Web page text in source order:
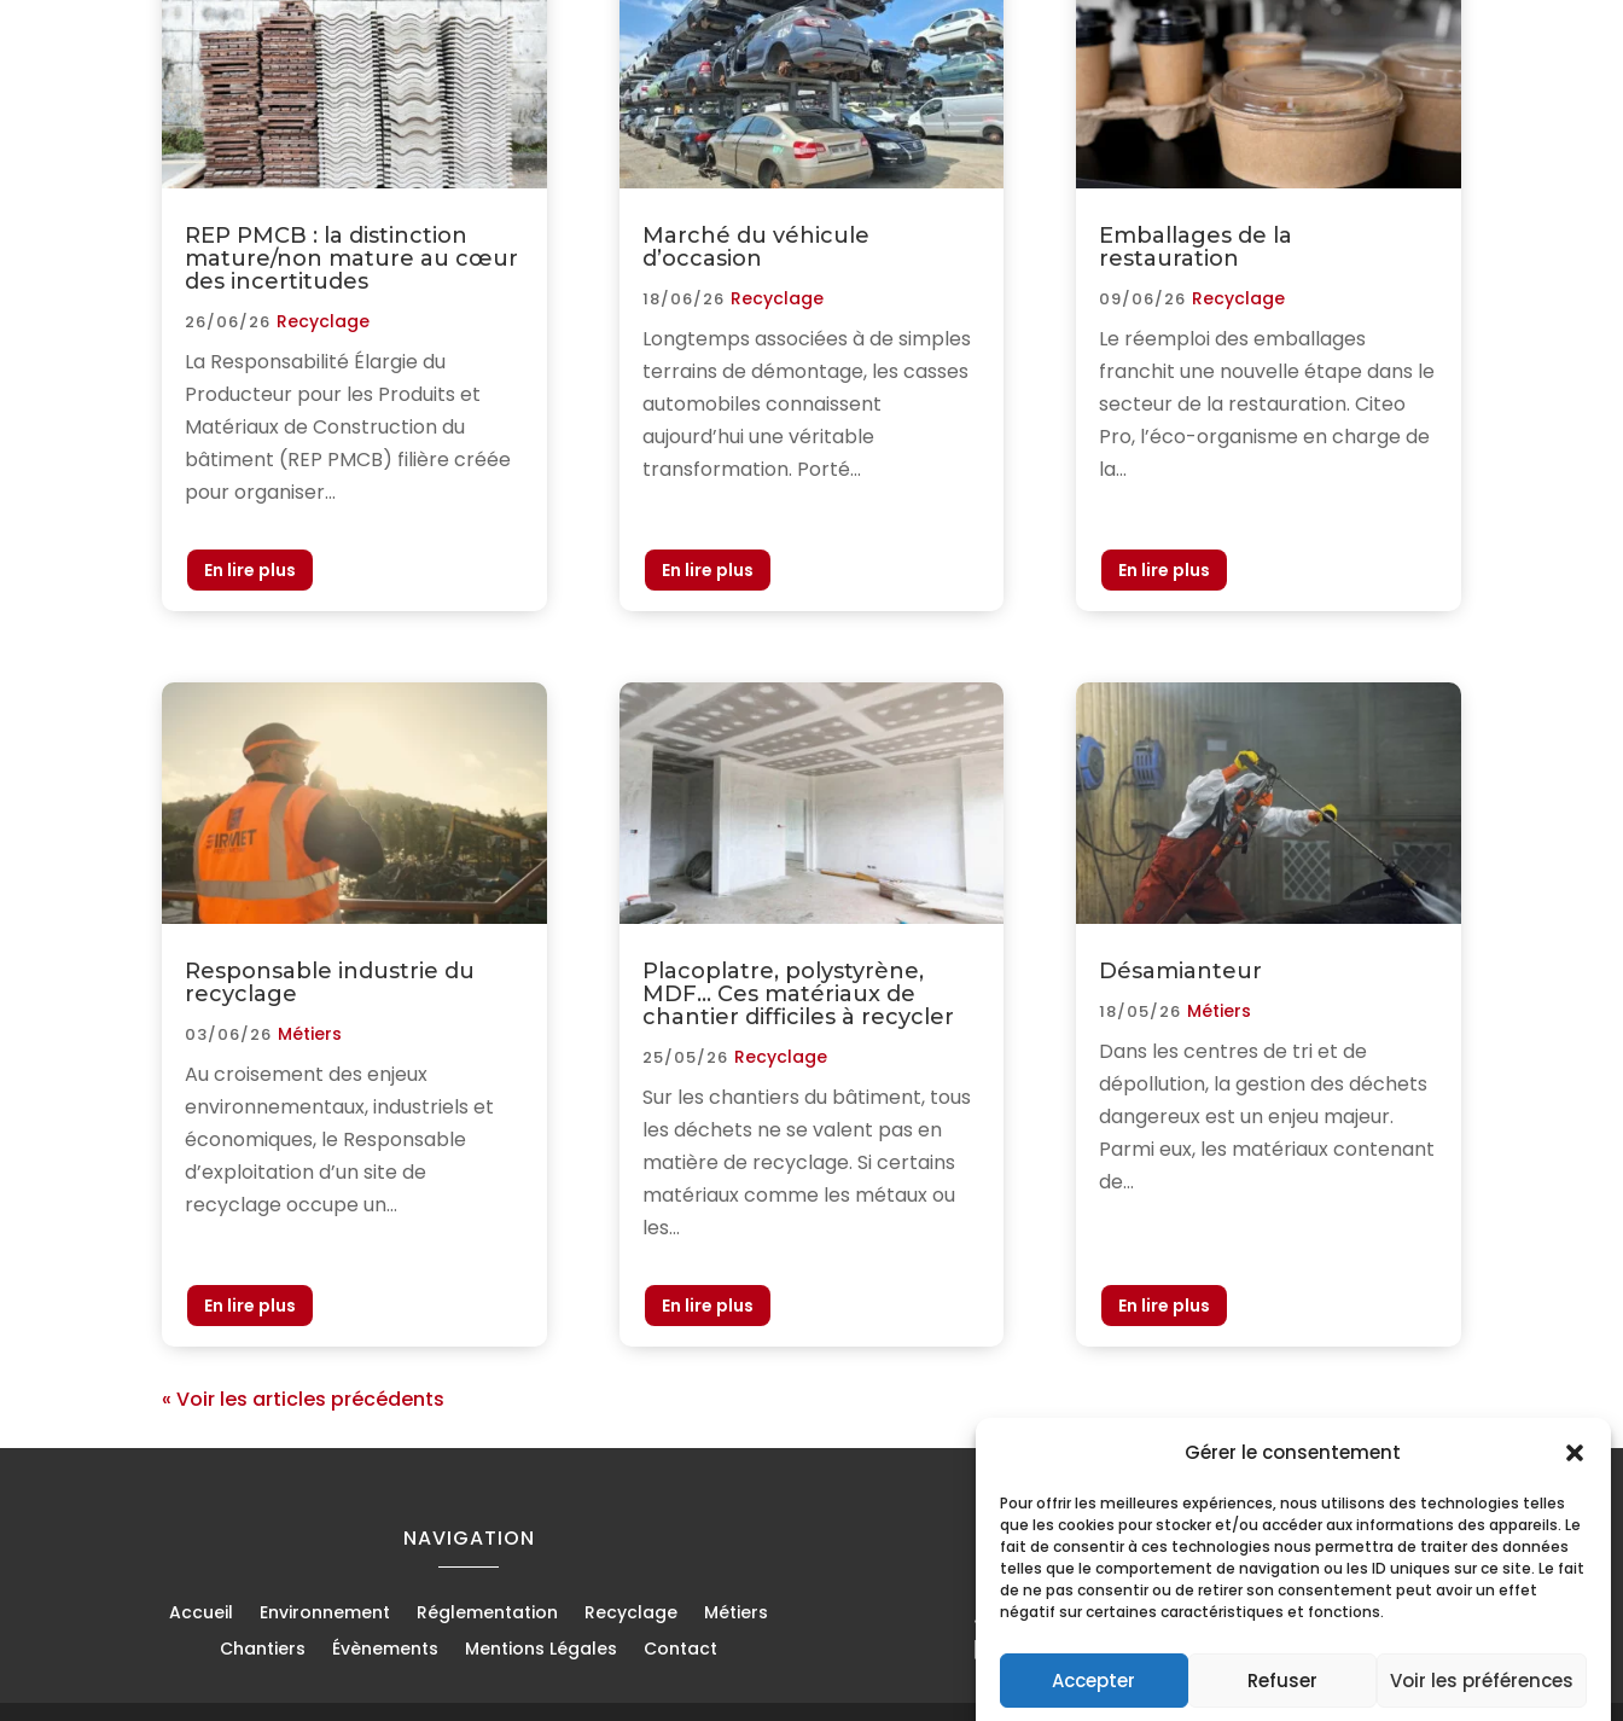
Gérer le consentement
Pour offrir les meilleures expériences, nous utilisons des technologies telles
que les cookies pour stocker et/ou accéder aux informations des appareils. Le
fait de consentir à ces technologies nous permettra de traiter des données
telles que le comportement de navigation ou les ID uniques sur ce site. Le fait
de ne pas consentir ou de retirer son consentement peut avoir un effet
négatif sur certaines caractéristiques et fonctions.
Accepter Refuser Voir les préférences
REP PMCB : la distinction
mature/non mature au cœur
des incertitudes
26/06/26 Recyclage
La Responsabilité Élargie du
Producteur pour les Produits et
Matériaux de Construction du
bâtiment (REP PMCB) filière créée
pour organiser...
Responsable industrie du
recyclage
03/06/26 Métiers
Au croisement des enjeux
environnementaux, industriels et
économiques, le Responsable
d’exploitation d’un site de
recyclage occupe un...
Marché du véhicule
d’occasion
18/06/26 Recyclage
Longtemps associées à de simples
terrains de démontage, les casses
automobiles connaissent
aujourd’hui une véritable
transformation. Porté...
Placoplatre, polystyrène,
MDF… Ces matériaux de
chantier difficiles à recycler
25/05/26 Recyclage
Sur les chantiers du bâtiment, tous
les déchets ne se valent pas en
matière de recyclage. Si certains
matériaux comme les métaux ou
les...
Emballages de la
restauration
09/06/26 Recyclage
Le réemploi des emballages
franchit une nouvelle étape dans le
secteur de la restauration. Citeo
Pro, l’éco-organisme en charge de
la...
Désamianteur
18/05/26 Métiers
Dans les centres de tri et de
dépollution, la gestion des déchets
dangereux est un enjeu majeur.
Parmi eux, les matériaux contenant
de...
« Voir les articles précédents
NAVIGATION
Accueil Environnement Réglementation Recyclage
Métiers
Chantiers
Évènements Mentions Légales Contact
EN PARTENARIAT AVEC